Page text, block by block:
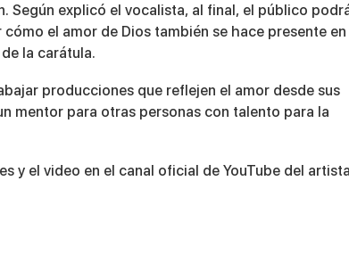
Según explicó el vocalista, al final, el público
el amor de Dios también se hace presente en
la carátula.
producciones que reflejen el amor desde sus
mentor para otras personas con talento para la
y el video en el canal oficial de YouTube del